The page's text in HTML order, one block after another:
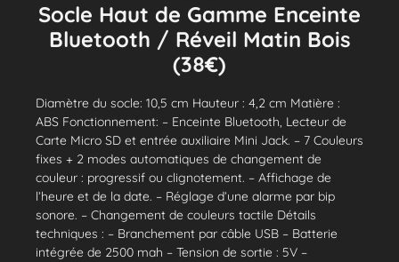
Socle Haut de Gamme Enceinte
Bluetooth / Réveil Matin Bois
(38€)
Diamètre du socle: 10,5 cm Hauteur : 4,2 cm Matière :
ABS Fonctionnement: – Enceinte Bluetooth, Lecteur de
Carte Micro SD et entrée auxiliaire Mini Jack. – 7 Couleurs
fixes + 2 modes automatiques de changement de
couleur : progressif ou clignotement. – Affichage de
l’heure et de la date. – Réglage d’une alarme par bip
sonore. – Changement de couleurs tactile Détails
techniques : – Branchement par câble USB – Batterie
intégrée de 2500 mah – Tension de sortie : 5V –